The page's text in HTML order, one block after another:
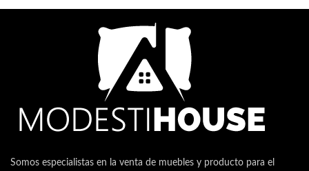
Somos especialistas en la venta de muebles y producto para el